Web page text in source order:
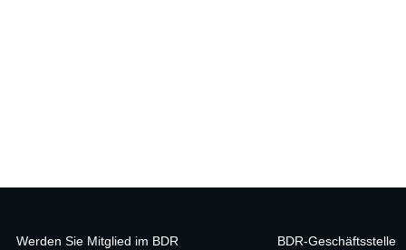
Werden Sie Mitglied im BDR BDR-Geschäftsstelle